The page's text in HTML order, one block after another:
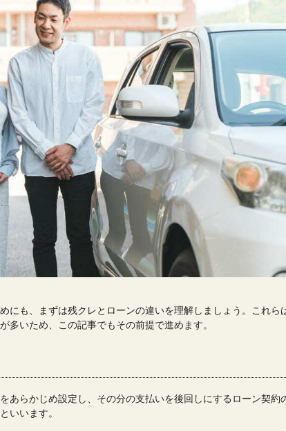
にも、まずは残クレとローンの違いを理解しましょう。これら
多いため、この記事でもその前提で進めます。
あらかじめ設定し、その分の支払いを後回しにするローン契約
いいます。